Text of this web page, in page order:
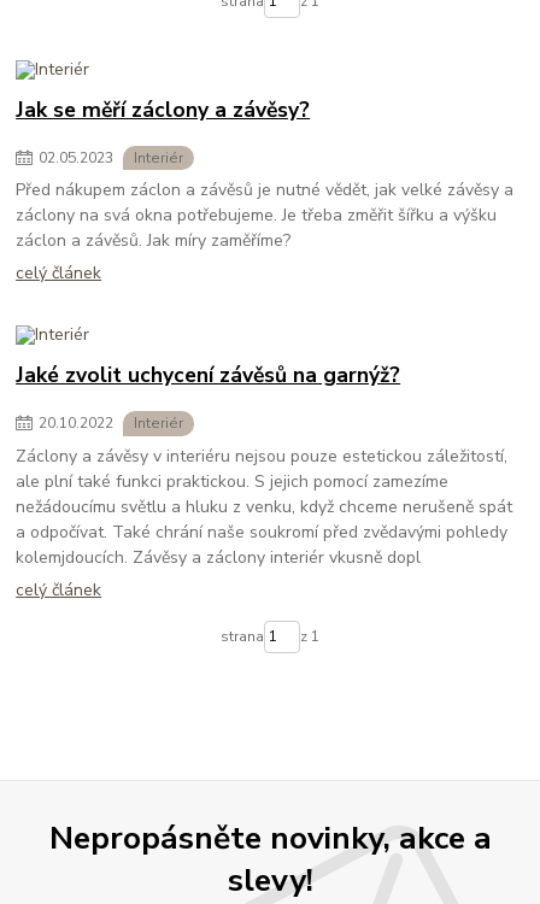
Jak se měří záclony a závěsy?
02.05.2023 Interiér
Před nákupem záclon a závěsů je nutné vědět, jak velké závěsy a
záclony na svá okna potřebujeme. Je třeba změřit šířku a výšku
záclon a závěsů. Jak míry zaměříme?
celý článek
Jaké zvolit uchycení závěsů na garnýž?
20.10.2022 Interiér
Záclony a závěsy v interiéru nejsou pouze estetickou záležitostí,
ale plní také funkci praktickou. S jejich pomocí zamezíme
nežádoucímu světlu a hluku z venku, když chceme nerušeně spát
a odpočívat. Také chrání naše soukromí před zvědavými pohledy
kolemjdoucích. Závěsy a záclony interiér vkusně dopl
celý článek
strana z 1
Nepropásněte novinky, akce a
slevy!